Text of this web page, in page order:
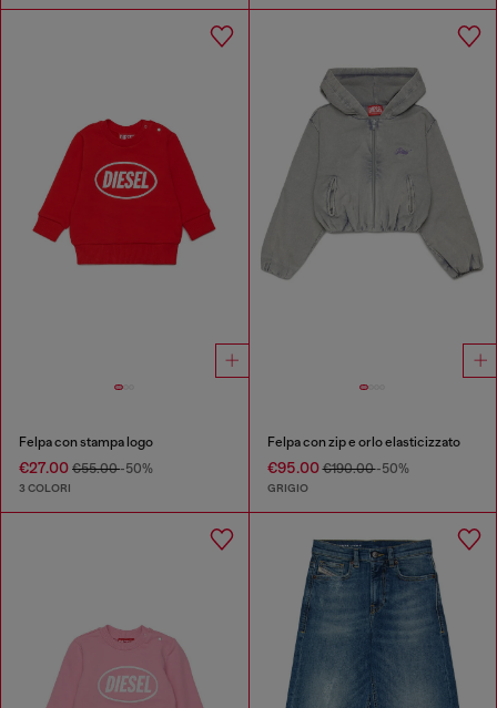
Felpa con stampa logo
€27.00 €55.00-50%
3 COLORI
Felpa con zip e orlo elasticizzato
€95.00€190.00-50%
GRIGIO